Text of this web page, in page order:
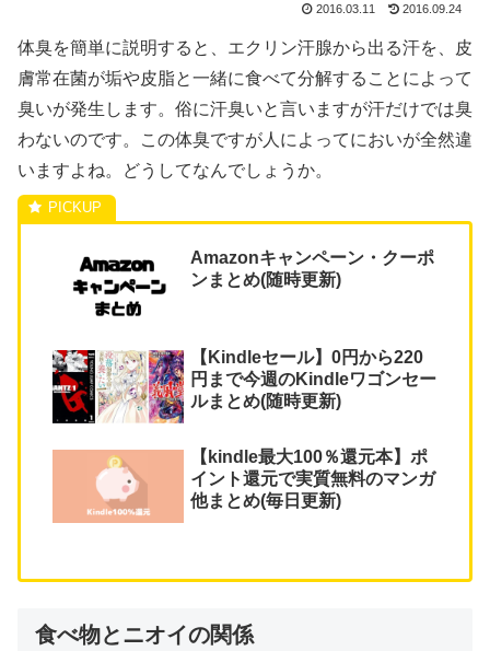
2016.03.11 2016.09.24
体臭を簡単に説明すると、エクリン汗腺から出る汗を、皮
膚常在菌が垢や皮脂と一緒に食べて分解することによって
臭いが発生します。俗に汗臭いと言いますが汗だけでは臭
わないのです。この体臭ですが人によってにおいが全然違
いますよね。どうしてなんでしょうか。
Amazonキャンペーン・クーポ
ンまとめ(随時更新)
【Kindleセール】0円から220
円まで今週のKindleワゴンセー
ルまとめ(随時更新)
【kindle最大100％還元本】ポ
イント還元で実質無料のマンガ
他まとめ(毎日更新)
食べ物とニオイの関係